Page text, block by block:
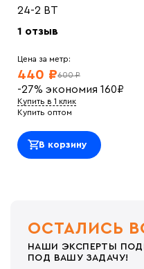
24-2 ВT
1 отзыв
Цена за метр:
600 ₽
440 ₽
-27% экономия 160₽
Купить в 1 клик
Купить оптом
В корзину
ОСТАЛИСЬ
НАШИ ЭКСПЕРТЫ
ПОД ВАШУ ЗАДАЧУ!